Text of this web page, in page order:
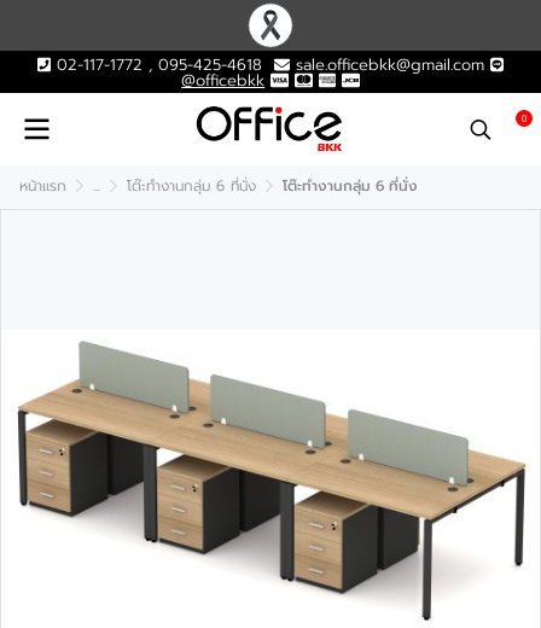
02-117-1772 , 095-425-4618 sale.officebkk@gmail.com
@officebkk
0
หน้าแรก ... โต๊ะทำงานกลุ่ม 6 ที่นั่ง โต๊ะทำงานกลุ่ม 6 ที่นั่ง